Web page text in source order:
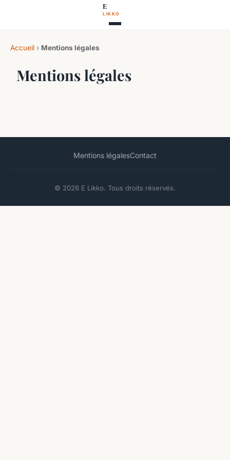
Accueil › Mentions légales
Mentions légales
Mentions légalesContact
© 2026 E Likko. Tous droits réservés.